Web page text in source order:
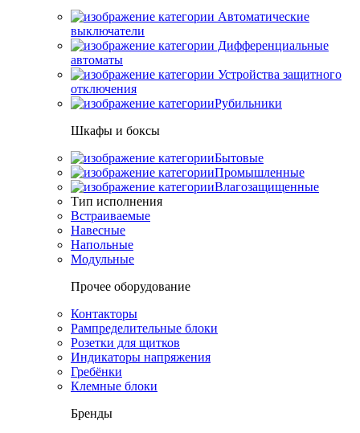
Автоматические
выключатели
Дифференциальные
автоматы
Устройства защитного
отключения
Рубильники
Шкафы и боксы
Бытовые
Промышленные
Влагозащищенные
Тип исполнения
Встраиваемые
Навесные
Напольные
Модульные
Прочее оборудование
Контакторы
Рампределительные блоки
Розетки для щитков
Индикаторы напряжения
Гребёнки
Клемные блоки
Бренды